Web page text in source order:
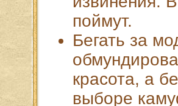
поймут.
Бегать за
красота, а
выборе